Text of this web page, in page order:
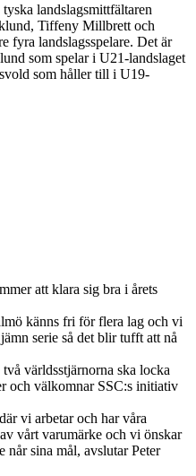
landslagsmittfältaren
Tiffeny Millbrett och
fyra landslagsspelare. Det är
som spelar i U21-landslaget
som håller till i U19-
att klara sig bra i årets
känns fri för flera lag och vi
serie så det blir tufft att nå
världsstjärnorna ska locka
och välkomnar SSC:s initiativ
vi arbetar och har våra
vårt varumärke och vi önskar
når sina mål, avslutar Peter